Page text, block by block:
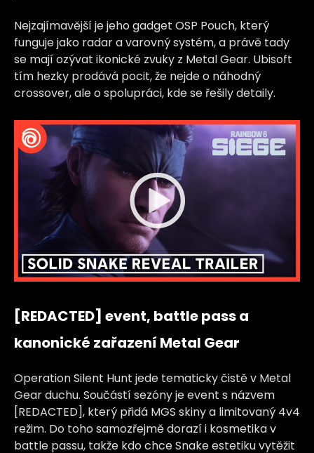
Nejzajímavější je jeho gadget OSP Pouch, který
funguje jako radar a varovný systém, a právě tady
se mají ozývat ikonické zvuky z Metal Gear. Ubisoft
tím hezky prodává pocit, že nejde o náhodný
crossover, ale o spolupráci, kde se řešily detaily.
[REDACTED] event, battle pass a
kanonické zařazení Metal Gear
Operation Silent Hunt jede tematicky čistě v Metal
Gear duchu. Součástí sezóny je event s názvem
[REDACTED], který přidá MGS skiny a limitovaný 4v4
režim. Do toho samozřejmě dorazí i kosmetika v
battle passu, takže kdo chce Snake estetiku vytěžit